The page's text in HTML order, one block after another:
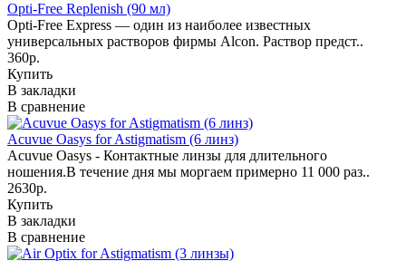
Opti-Free Replenish (90 мл)
Opti-Free Express — один из наиболее известных
универсальных растворов фирмы Alcon. Раствор предст..
360р.
Купить
В закладки
В сравнение
Acuvue Oasys for Astigmatism (6 линз)
Acuvue Oasys - Контактные линзы для длительного
ношения.В течение дня мы моргаем примерно 11 000 раз..
2630р.
Купить
В закладки
В сравнение